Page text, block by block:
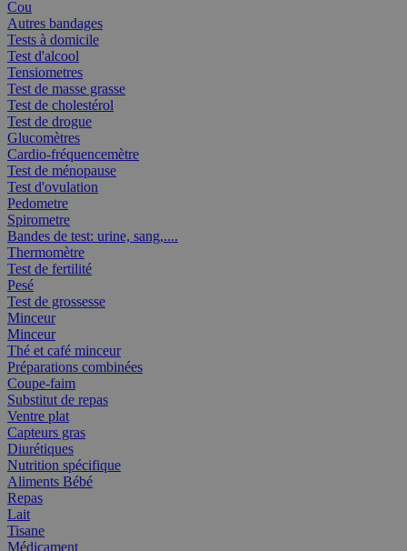
Cou
Autres bandages
Tests à domicile
Test d'alcool
Tensiometres
Test de masse grasse
Test de cholestérol
Test de drogue
Glucomètres
Cardio-fréquencemètre
Test de ménopause
Test d'ovulation
Pedometre
Spirometre
Bandes de test: urine, sang,....
Thermomètre
Test de fertilité
Pesé
Test de grossesse
Minceur
Minceur
Thé et café minceur
Préparations combinées
Coupe-faim
Substitut de repas
Ventre plat
Capteurs gras
Diurétiques
Nutrition spécifique
Aliments Bébé
Repas
Lait
Tisane
Médicament